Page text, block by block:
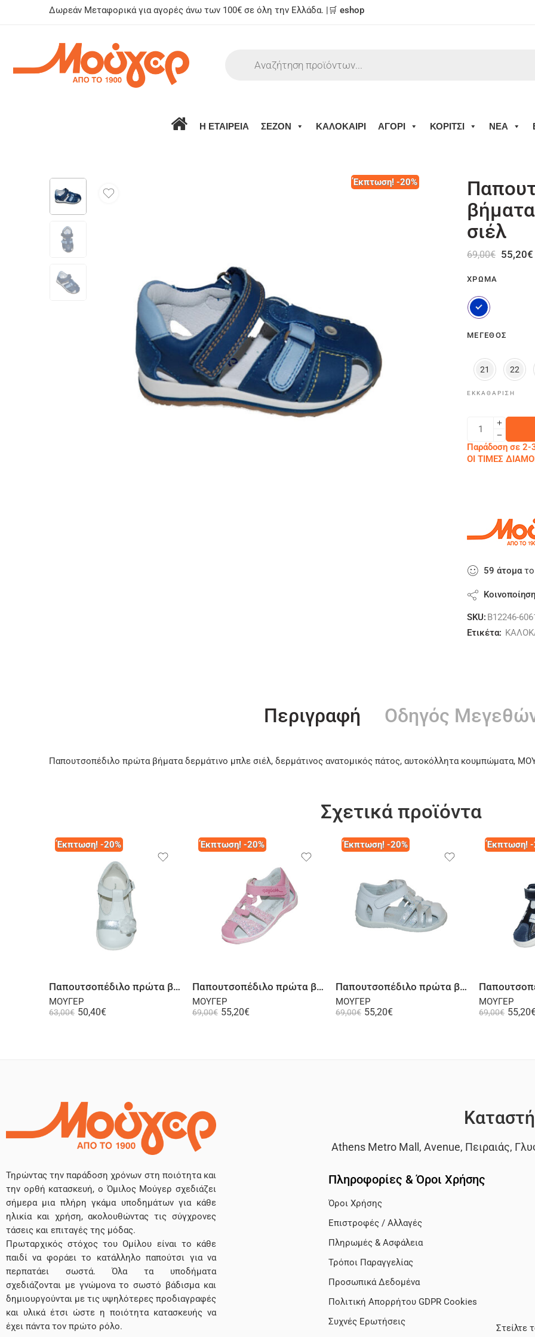
Δωρεάν Μεταφορικά για αγορές άνω των 100€ σε όλη την Ελλάδα. |🛒 eshop
Η ΕΤΑΙΡΕΙΑ ΣΕΖΟΝ ΚΑΛΟΚΑΙΡΙ ΑΓΟΡΙ ΚΟΡΙΤΣΙ ΝΕΑ
Έκπτωση! -20%
σιέλ
69,00€ 55,20€
ΧΡΏΜΑ
ΜΈΓΕΘΟΣ
21 22
ΕΚΚΑΘΆΡΙΣΗ
Παράδοση σε 2-
ΟΙ ΤΙΜΕΣ
59 άτοματο
Κοινοποίηση
SKU: B12246-
Ετικέτα:
Περιγραφή Οδηγός
Παπουτσοπέδιλο πρώτα βήματα δερμάτινο μπλε σιέλ, δερμάτινος ανατομικός πάτος, αυτοκόλλητα κουμπώματα,
Σχετικά προϊόντα
Έκπτωση! -20%
Παπουτσοπέδιλο πρώτα βήματα δερμάτινη ψηλή φτέρνα λευκή
ΜΟΥΓΕΡ
63,00€ 50,40€
Έκπτωση! -20%
25
26
Παπουτσοπέδιλο πρώτα βήματα ψηλή φτέρνα δερμάτινο σαμουά φούξια
ΜΟΥΓΕΡ
69,00€ 55,20€
Έκπτωση! -20%
Παπουτσοπέδιλο πρώτα βήματα ψηλή φτέρνα δερμάτινο λευκό ασημί
ΜΟΥΓΕΡ
69,00€ 55,20€
Έκπτωση! -
ΜΟΥΓΕΡ
69,00€ 55,20
Τηρώντας την παράδοση χρόνων στη ποιότητα και
την ορθή κατασκευή, ο Όμιλος Μούγερ σχεδιάζει
σήμερα μια πλήρη γκάμα υποδημάτων για κάθε
ηλικία και χρήση, ακολουθώντας τις σύγχρονες
τάσεις και επιταγές της μόδας.
Πρωταρχικός στόχος του Ομίλου είναι το κάθε
παιδί να φοράει το κατάλληλο παπούτσι για να
περπατάει σωστά. Όλα τα υποδήματα
σχεδιάζονται με γνώμονα το σωστό βάδισμα και
δημιουργούνται με τις υψηλότερες προδιαγραφές
και υλικά έτσι ώστε η ποιότητα κατασκευής να
έχει πάντα τον πρώτο ρόλο.
Athens Metro Mall, Avenue, Πειραιάς,
Πληροφορίες & Όροι Χρήσης
Όροι Χρήσης
Επιστροφές / Αλλαγές
Πληρωμές & Ασφάλεια
Τρόποι Παραγγελίας
Προσωπικά Δεδομένα
Πολιτική Απορρήτου GDPR Cookies
Συχνές Ερωτήσεις
Στείλτε